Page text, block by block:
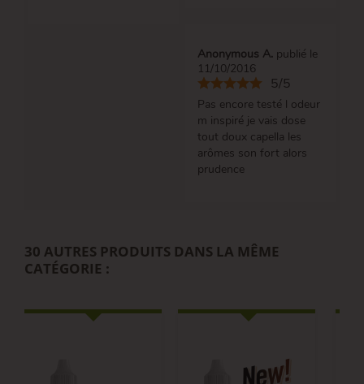
Anonymous A. publié le
11/10/2016
5/5
Pas encore testé l odeur
m inspiré je vais dose
tout doux capella les
arômes son fort alors
prudence
30 AUTRES PRODUITS DANS LA MÊME
CATÉGORIE :